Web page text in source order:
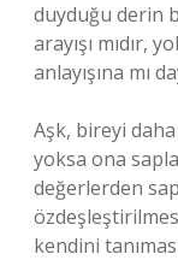
duyduğu derin
arayışı mıdır,
anlayışına mı
Aşk, bireyi
yoksa ona
değerlerden
kendini